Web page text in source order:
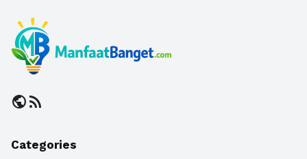
publicrss_feed
Categories